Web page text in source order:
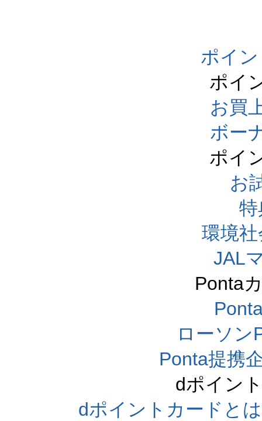
ポイ
ポイ
お買
ボー
ポイ
お
環境
JAL
Ponta
ローソン
Ponta提携
dポイン
dポイントカードと